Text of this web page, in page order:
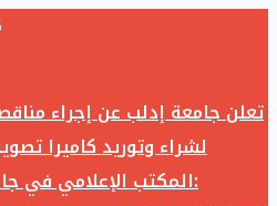
تعلن جامعة إدلب عن إجراء
لشراء وتوريد كاميرا
المكتب الإعلامي في جامعة إدلب وفق الآتي: